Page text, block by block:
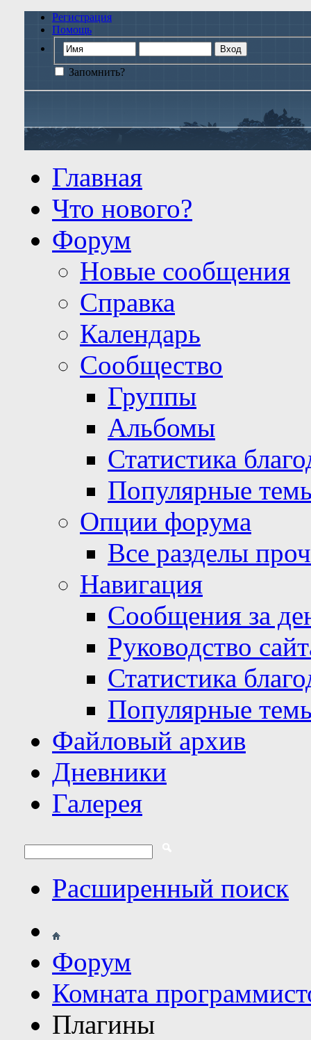
Регистрация
Помощь
Запомнить?
Главная
Что нового?
Форум
Новые сообщения
Справка
Календарь
Сообщество
Группы
Альбомы
Статистика
Популярные
Опции форума
Все разделы
Навигация
Сообщения за
Руководство
Статистика
Популярные
Файловый архив
Дневники
Галерея
Расширенный поиск
Форум
Комната
Плагины